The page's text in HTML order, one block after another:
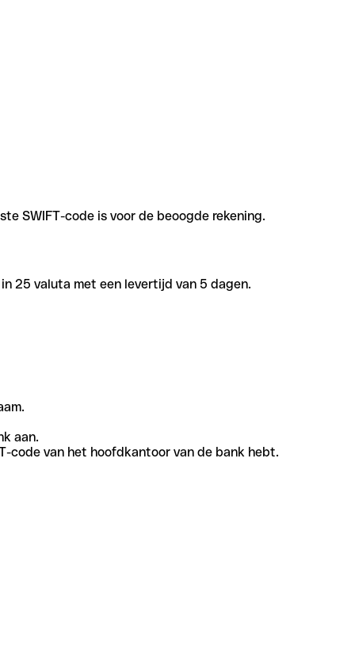
SWIFT-code is voor de beoogde rekening.
25 valuta met een levertijd van 5 dagen.
aan.
code van het hoofdkantoor van de bank hebt.